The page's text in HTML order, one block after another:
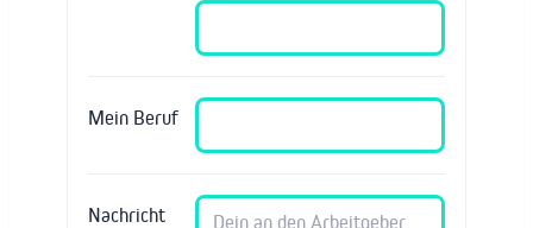
Mein Beruf
Nachricht